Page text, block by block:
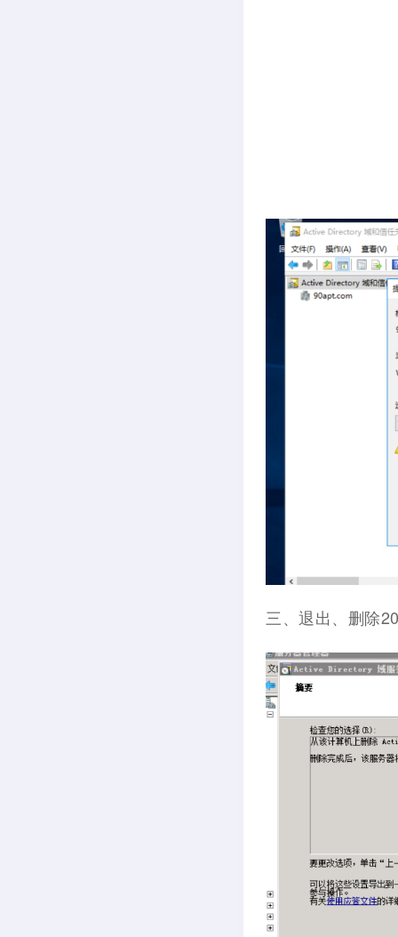
三、退出、删除